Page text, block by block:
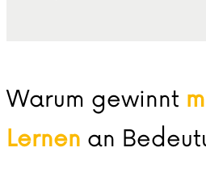
Warum gewinnt
Lernen an